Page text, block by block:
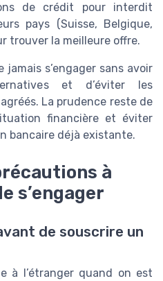
de crédit pour interdit
pays (Suisse, Belgique,
trouver la meilleure offre.
s’engager sans avoir
et d’éviter les
La prudence reste de
financière et éviter
bancaire déjà existante.
à
s’engager
de souscrire un
à l’étranger quand on est